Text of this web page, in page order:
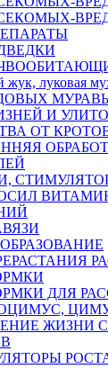
жук, луковая
И
ОТ
ДЛЯ
ЖИЗНИ